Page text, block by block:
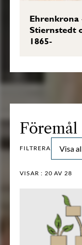
Ehrenkrona
Stiernstedt
1865-
Föremål
FILTRERA Visa
VISAR : 20 AV 28